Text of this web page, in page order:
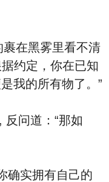
在黑雾里看不清
约定，你在已知
我的所有物了。”
问道：“那如
确实拥有自己的